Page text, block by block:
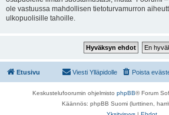
ole vastuussa mahdollisen tietoturvamurron
ulkopuolisille tahoille.
Etusivu Poista
Viesti Ylläpidolle
Keskustelufoorumin ohjelmisto phpBB® Forum
Käännös: phpBB Suomi (lurttinen,